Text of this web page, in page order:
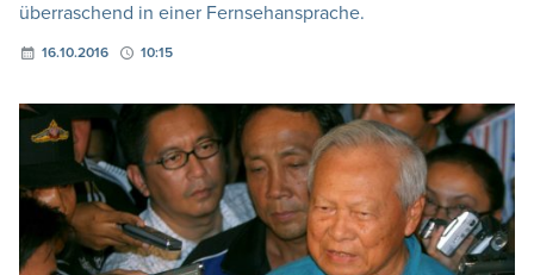
überraschend in einer Fernsehansprache.
16.10.2016 10:15